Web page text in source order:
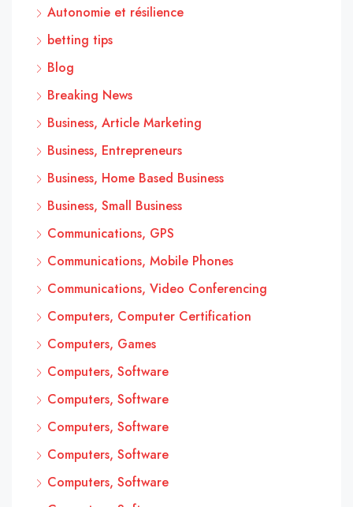
Autonomie et résilience
betting tips
Blog
Breaking News
Business, Article Marketing
Business, Entrepreneurs
Business, Home Based Business
Business, Small Business
Communications, GPS
Communications, Mobile Phones
Communications, Video Conferencing
Computers, Computer Certification
Computers, Games
Computers, Software
Computers, Software
Computers, Software
Computers, Software
Computers, Software